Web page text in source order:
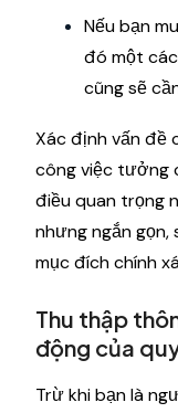
Nếu bạn
đó một
cũng sẽ
Xác định vấn đề
công việc tưởng
điều quan trọng
nhưng ngắn
mục đích chính
Thu thập
động của
Trừ khi bạn là